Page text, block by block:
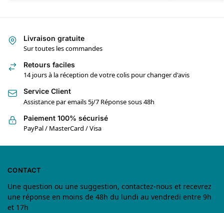
Livraison gratuite
Sur toutes les commandes
Retours faciles
14 jours à la réception de votre colis pour changer d'avis
Service Client
Assistance par emails 5j/7 Réponse sous 48h
Paiement 100% sécurisé
PayPal / MasterCard / Visa
CONTACT
Une question ou une suggestion, contactez-nous et recevrez
une réponse en moins de 48h du lundi au vendredi entre 9h
et 17h